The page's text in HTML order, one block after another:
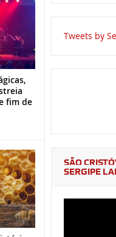
fim de
Tweets by
SÃO
SERGIPE